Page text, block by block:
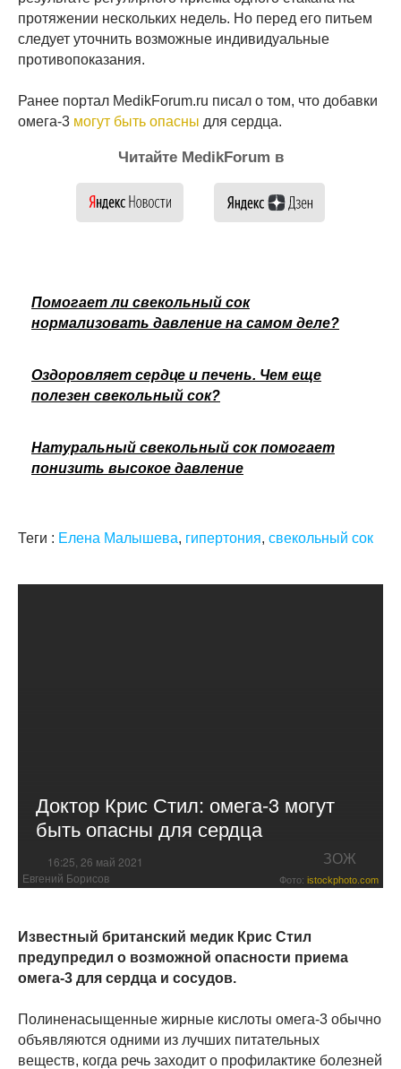
протяжении нескольких недель. Но перед его питьем
следует уточнить возможные индивидуальные
противопоказания.
Ранее портал MedikForum.ru писал о том, что добавки
омега-3 могут быть опасны для сердца.
Читайте MedikForum в
Помогает ли свекольный сок
нормализовать давление на самом деле?
Оздоровляет сердце и печень. Чем еще
полезен свекольный сок?
Натуральный свекольный сок помогает
понизить высокое давление
Теги : Елена Малышева, гипертония, свекольный сок
Доктор Крис Стил: омега-3 могут
быть опасны для сердца
16:25, 26 май 2021 ЗОЖ
Евгений Борисов Фото: istockphoto.com
Известный британский медик Крис Стил
предупредил о возможной опасности приема
омега-3 для сердца и сосудов.
Полиненасыщенные жирные кислоты омега-3 обычно
объявляются одними из лучших питательных
веществ, когда речь заходит о профилактике болезней